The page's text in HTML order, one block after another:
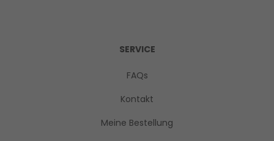
SERVICE
FAQs
Kontakt
Meine Bestellung